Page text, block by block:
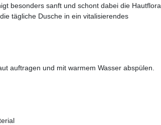
besonders sanft und schont dabei die Hautflora.
tägliche Dusche in ein vitalisierendes
auftragen und mit warmem Wasser abspülen.